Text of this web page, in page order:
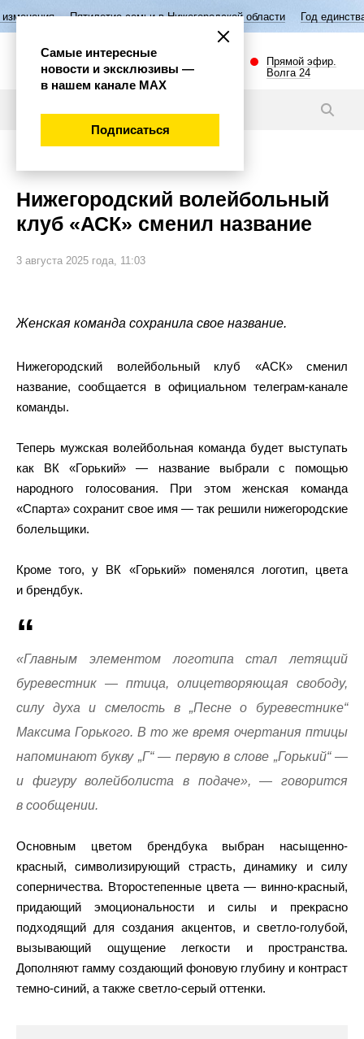
семьи в Нижегородской области Год единства народов
Прямой эфир.
Волга 24
Нижегородский волейбольный
клуб «АСК» сменил название
3 августа 2025 года, 11:03
Женская команда сохранила свое название.
Нижегородский волейбольный клуб «АСК» сменил
название, сообщается в официальном телеграм-канале
команды.
Теперь мужская волейбольная команда будет выступать
как ВК «Горький» — название выбрали с помощью
народного голосования. При этом женская команда
«Спарта» сохранит свое имя — так решили нижегородские
болельщики.
Кроме того, у ВК «Горький» поменялся логотип, цвета
и брендбук.
«Главным элементом логотипа стал летящий
буревестник — птица, олицетворяющая свободу,
силу духа и смелость в „Песне о буревестнике“
Максима Горького. В то же время очертания птицы
напоминают букву „Г“ — первую в слове „Горький“ —
и фигуру волейболиста в подаче», — говорится
в сообщении.
Основным цветом брендбука выбран насыщенно-
красный, символизирующий страсть, динамику и силу
соперничества. Второстепенные цвета — винно-красный,
придающий эмоциональности и силы и прекрасно
подходящий для создания акцентов, и светло-голубой,
вызывающий ощущение легкости и пространства.
Дополняют гамму создающий фоновую глубину и контраст
темно-синий, а также светло-серый оттенки.
Самые интересные
новости и эксклюзивы —
в нашем канале МАХ
Подписаться